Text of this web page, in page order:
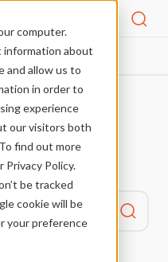
computer.
information about
and allow us to
in order to
experience
our visitors both
find out more
Privacy Policy.
be tracked
cookie will be
your preference